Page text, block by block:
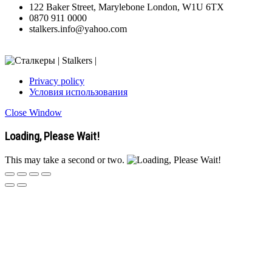
122 Baker Street, Marylebone London, W1U 6TX
0870 911 0000
stalkers.info@yahoo.com
Privacy policy
Условия использования
Close Window
Loading, Please Wait!
This may take a second or two.